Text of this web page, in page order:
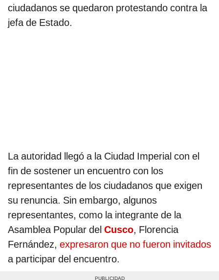
ciudadanos se quedaron protestando contra la
jefa de Estado.
La autoridad llegó a la Ciudad Imperial con el
fin de sostener un encuentro con los
representantes de los ciudadanos que exigen
su renuncia. Sin embargo, algunos
representantes, como la integrante de la
Asamblea Popular del Cusco, Florencia
Fernández, expresaron que no fueron invitados
a participar del encuentro.